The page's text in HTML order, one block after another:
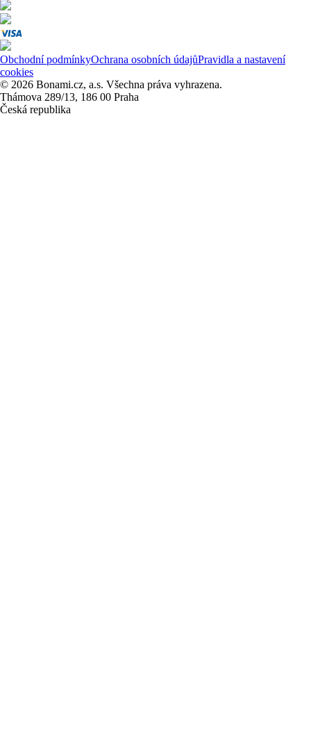
Obchodní podmínkyOchrana osobních údajůPravidla a nastavení
cookies
© 2026 Bonami.cz, a.s. Všechna práva vyhrazena.
Thámova 289/13, 186 00 Praha
Česká republika